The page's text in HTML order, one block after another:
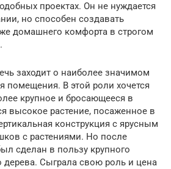
проектах. Он не нуждается
но способен создавать
домашнего комфорта в строгом
заходит о наиболее значимом
помещения. В этой роли хочется
крупное и бросающееся в
высокое растение, посаженное в
конструкция с ярусным
с растениями. Но после
сделан в пользу крупного
дерева. Сыграла свою роль и цена